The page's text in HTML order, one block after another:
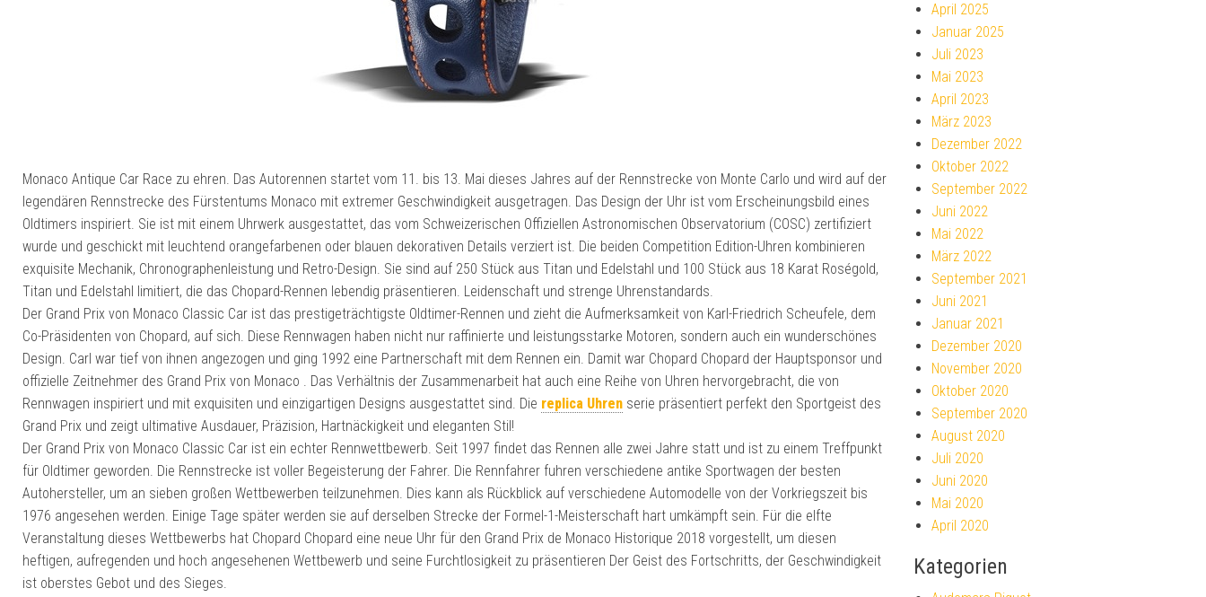
Monaco Antique Car Race zu ehren. Das Autorennen startet vom 11. bis 13. Mai dieses Jahres auf der Rennstrecke von Monte Carlo und wird auf der
legendären Rennstrecke des Fürstentums Monaco mit extremer Geschwindigkeit ausgetragen. Das Design der Uhr ist vom Erscheinungsbild eines
Oldtimers inspiriert. Sie ist mit einem Uhrwerk ausgestattet, das vom Schweizerischen Offiziellen Astronomischen Observatorium (COSC) zertifiziert
wurde und geschickt mit leuchtend orangefarbenen oder blauen dekorativen Details verziert ist. Die beiden Competition Edition-Uhren kombinieren
exquisite Mechanik, Chronographenleistung und Retro-Design. Sie sind auf 250 Stück aus Titan und Edelstahl und 100 Stück aus 18 Karat Roségold,
Titan und Edelstahl limitiert, die das Chopard-Rennen lebendig präsentieren. Leidenschaft und strenge Uhrenstandards.
Der Grand Prix von Monaco Classic Car ist das prestigeträchtigste Oldtimer-Rennen und zieht die Aufmerksamkeit von Karl-Friedrich Scheufele, dem
Co-Präsidenten von Chopard, auf sich. Diese Rennwagen haben nicht nur raffinierte und leistungsstarke Motoren, sondern auch ein wunderschönes
Design. Carl war tief von ihnen angezogen und ging 1992 eine Partnerschaft mit dem Rennen ein. Damit war Chopard Chopard der Hauptsponsor und
offizielle Zeitnehmer des Grand Prix von Monaco . Das Verhältnis der Zusammenarbeit hat auch eine Reihe von Uhren hervorgebracht, die von
Rennwagen inspiriert und mit exquisiten und einzigartigen Designs ausgestattet sind. Die replica Uhren serie präsentiert perfekt den Sportgeist des
Grand Prix und zeigt ultimative Ausdauer, Präzision, Hartnäckigkeit und eleganten Stil!
Der Grand Prix von Monaco Classic Car ist ein echter Rennwettbewerb. Seit 1997 findet das Rennen alle zwei Jahre statt und ist zu einem Treffpunkt
für Oldtimer geworden. Die Rennstrecke ist voller Begeisterung der Fahrer. Die Rennfahrer fuhren verschiedene antike Sportwagen der besten
Autohersteller, um an sieben großen Wettbewerben teilzunehmen. Dies kann als Rückblick auf verschiedene Automodelle von der Vorkriegszeit bis
1976 angesehen werden. Einige Tage später werden sie auf derselben Strecke der Formel-1-Meisterschaft hart umkämpft sein. Für die elfte
Veranstaltung dieses Wettbewerbs hat Chopard Chopard eine neue Uhr für den Grand Prix de Monaco Historique 2018 vorgestellt, um diesen
heftigen, aufregenden und hoch angesehenen Wettbewerb und seine Furchtlosigkeit zu präsentieren Der Geist des Fortschritts, der Geschwindigkeit
ist oberstes Gebot und des Sieges.
April 2025
Januar 2025
Juli 2023
Mai 2023
April 2023
März 2023
Dezember 2022
Oktober 2022
September 2022
Juni 2022
Mai 2022
März 2022
September 2021
Juni 2021
Januar 2021
Dezember 2020
November 2020
Oktober 2020
September 2020
August 2020
Juli 2020
Juni 2020
Mai 2020
April 2020
Kategorien